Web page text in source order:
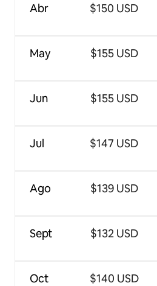
Abr
May
Jun
Jul
Ago
Sept
Oct
$150 USD
$155 USD
$155 USD
$147 USD
$139 USD
$132 USD
$140 USD